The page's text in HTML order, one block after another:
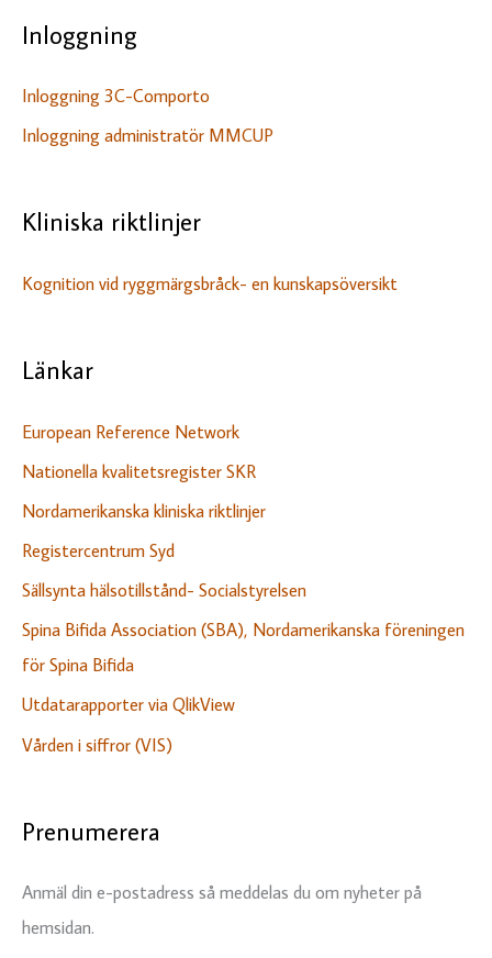
Inloggning
Inloggning 3C-Comporto
Inloggning administratör MMCUP
Kliniska riktlinjer
Kognition vid ryggmärgsbråck- en kunskapsöversikt
Länkar
European Reference Network
Nationella kvalitetsregister SKR
Nordamerikanska kliniska riktlinjer
Registercentrum Syd
Sällsynta hälsotillstånd- Socialstyrelsen
Spina Bifida Association (SBA), Nordamerikanska föreningen
för Spina Bifida
Utdatarapporter via QlikView
Vården i siffror (VIS)
Prenumerera
Anmäl din e-postadress så meddelas du om nyheter på
hemsidan.